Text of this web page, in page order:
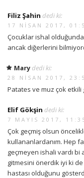
Filiz Şahin dedi ki:
17 NISAN 2017,
Çocuklar ishal
ancak diğerlerini
Mary dedi ki:
28 NISAN 2017,
Patates ve muz çok
Elif Gökşin dedi ki:
7 MAYIS 2017,
Çok geçmiş olsun
kullananlardanım. Hep
geçmeyen ishali vardı bi
gitmesini önerdik iyi ki de
hastası olduğunu